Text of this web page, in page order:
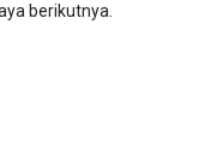
berikutnya.